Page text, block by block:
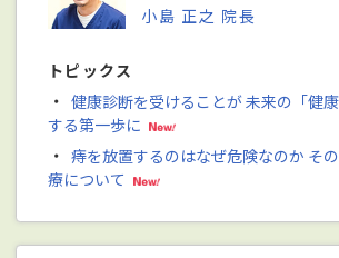
小島 正之 院長
トピックス
・ 健康診断を受けることが 未来の「健
する第一歩に
・ 痔を放置するのはなぜ危険なのか そ
療について